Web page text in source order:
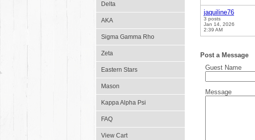
Delta
AKA
Sigma Gamma Rho
Zeta
Eastern Stars
Mason
Kappa Alpha Psi
FAQ
View Cart
jaquiline76
3 posts
Jan 14, 2026
2:39 AM
Post a Message
Guest Name
Message